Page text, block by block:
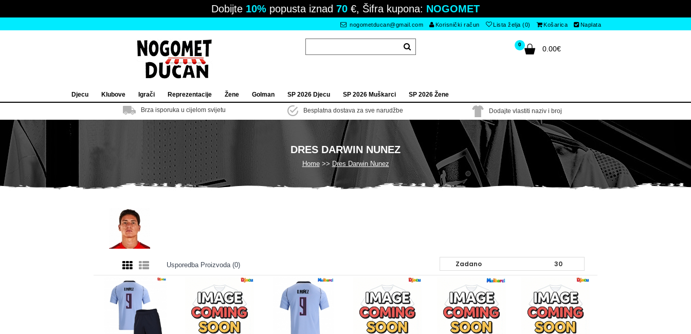
Dobijte 10% popusta iznad 70 €, Šifra kupona: NOGOMET
nogometducan@gmail.com Korisnički račun Lista želja (0) Košarica Naplata
0
0.00€
Djecu Klubove Igrači Reprezentacije Žene Golman SP 2026 Djecu SP 2026 Muškarci SP 2026 Žene
Brza isporuka u cijelom svijetu Besplatna dostava za sve narudžbe Dodajte vlastiti naziv i broj
DRES DARWIN NUNEZ
Home Dres Darwin Nunez
Usporedba Proizvoda (0)